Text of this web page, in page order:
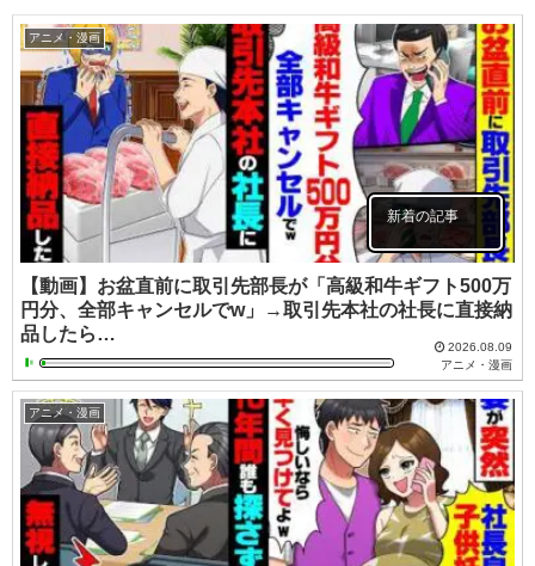
アニメ・漫画
新着の記事
【動画】お盆直前に取引先部長が「高級和牛ギフト500万
円分、全部キャンセルでw」→取引先本社の社長に直接納
品したら…
2026.08.09
アニメ・漫画
アニメ・漫画